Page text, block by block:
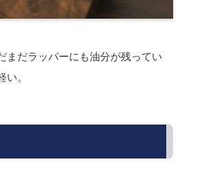
だラッパーにも油分が残ってい
い。